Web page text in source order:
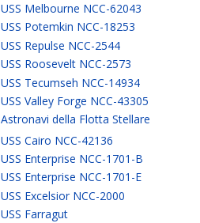
USS Melbourne NCC-62043
USS Potemkin NCC-18253
USS Repulse NCC-2544
USS Roosevelt NCC-2573
USS Tecumseh NCC-14934
USS Valley Forge NCC-43305
Astronavi della Flotta Stellare
USS Cairo NCC-42136
USS Enterprise NCC-1701-B
USS Enterprise NCC-1701-E
USS Excelsior NCC-2000
USS Farragut